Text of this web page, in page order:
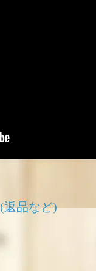
返品など)